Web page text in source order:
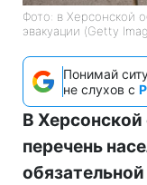
Фото: в Херсонской
эвакуации (Getty
Понимай
не слухов с
В
перечень